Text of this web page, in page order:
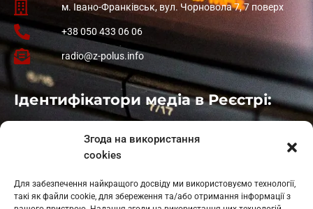
Згода на використання
cookies
Для забезпечення найкращого досвіду ми використовуємо технології,
такі як файли cookie, для збереження та/або отримання інформації з
м. Івано-Франківськ, вул. Чорновола 7, 7 поверх
+38 050 433 06 06
radio@z-polus.info
Ідентифікатори медіа в Реєстрі:
: L11-01410
: L11-01801
Косів: L11-01805
Гарасимів: L11-02274